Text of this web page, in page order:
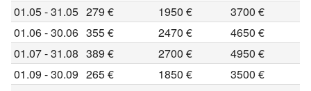
01.05 - 31.05 279 € 1950 €
3700 €
01.06 - 30.06 355 € 2470 €
4650 €
01.07 - 31.08 389 € 2700 €
4950 €
01.09 - 30.09 265 € 1850 €
3500 €